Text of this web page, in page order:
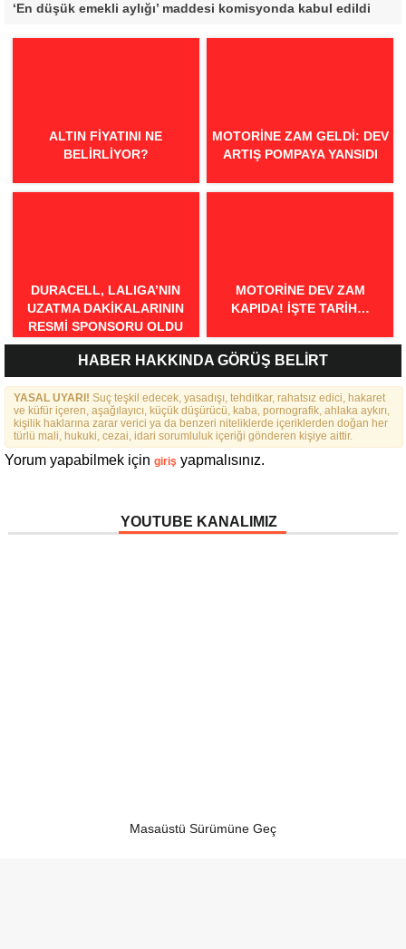
‘En düşük emekli aylığı’ maddesi komisyonda kabul edildi
ALTIN FIYATINI NE
BELIRLIYOR?
MOTORINE ZAM GELDI: DEV
ARTIŞ POMPAYA YANSIDI
DURACELL, LALIGA’NIN
UZATMA DAKIKALARININ
RESMI SPONSORU OLDU
MOTORINE DEV ZAM
KAPIDA! İŞTE TARIH…
HABER HAKKINDA GÖRÜŞ BELİRT
YASAL UYARI! Suç teşkil edecek, yasadışı, tehditkar, rahatsız edici, hakaret
ve küfür içeren, aşağılayıcı, küçük düşürücü, kaba, pornografik, ahlaka aykırı,
kişilik haklarına zarar verici ya da benzeri niteliklerde içeriklerden doğan her
türlü mali, hukuki, cezai, idari sorumluluk içeriği gönderen kişiye aittir.
Yorum yapabilmek için giriş yapmalısınız.
YOUTUBE KANALIMIZ
Masaüstü Sürümüne Geç